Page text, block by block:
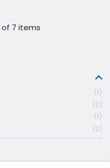
of 7 items
1
2
1
2